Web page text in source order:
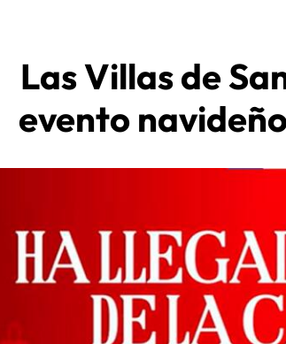
Las Villas de
evento